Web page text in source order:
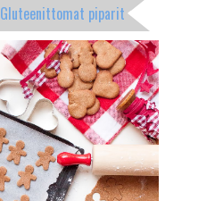
Gluteenittomat piparit